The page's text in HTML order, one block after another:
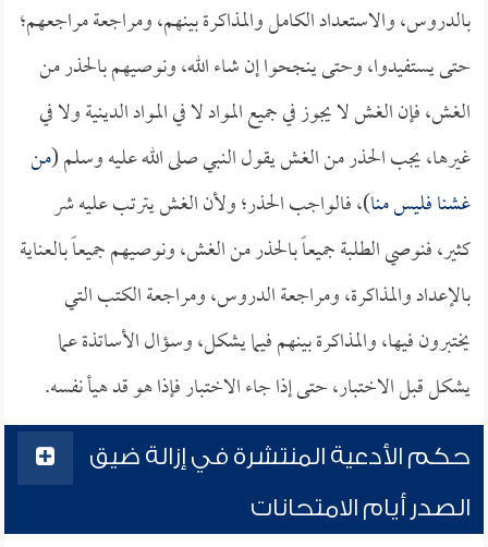
بالدروس، والاستعداد الكامل والمذاكرة بينهم، ومراجعة مراجعهم؛
حتى يستفيدوا، وحتى ينجحوا إن شاء الله، ونوصيهم بالحذر من
الغش، فإن الغش لا يجوز في جميع المواد لا في المواد الدينية ولا في
غيرها، يجب الحذر من الغش يقول النبي صلى الله عليه وسلم (من
غشنا فليس منا)، فالواجب الحذر؛ ولأن الغش يترتب عليه شر
كثير، فنوصي الطلبة جميعاً بالحذر من الغش، ونوصيهم جميعاً بالعناية
بالإعداد والمذاكرة، ومراجعة الدروس، ومراجعة الكتب التي
يختبرون فيها، والمذاكرة بينهم فيما يشكل، وسؤال الأساتذة عما
يشكل قبل الاختبار، حتى إذا جاء الاختبار فإذا هو قد هيأ نفسه.
حكم الأدعية المنتشرة في إزالة ضيق
الصدر أيام الامتحانات